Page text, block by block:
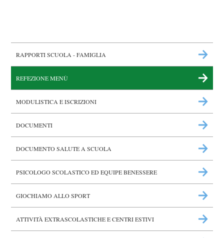
RAPPORTI SCUOLA - FAMIGLIA
REFEZIONE MENÙ
MODULISTICA E ISCRIZIONI
DOCUMENTI
DOCUMENTO SALUTE A SCUOLA
PSICOLOGO SCOLASTICO ED EQUIPE BENESSERE
GIOCHIAMO ALLO SPORT
ATTIVITÀ EXTRASCOLASTICHE E CENTRI ESTIVI